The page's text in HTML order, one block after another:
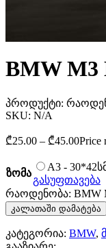
BMW M3
პროდუქტი:
SKU: N/A
₾25.00 – ₾45.00Price
ზომა
A3 -
გასუფთავება
რაოდენობა: BMW
კალათაში დამატება
კატეგორია: BMW,